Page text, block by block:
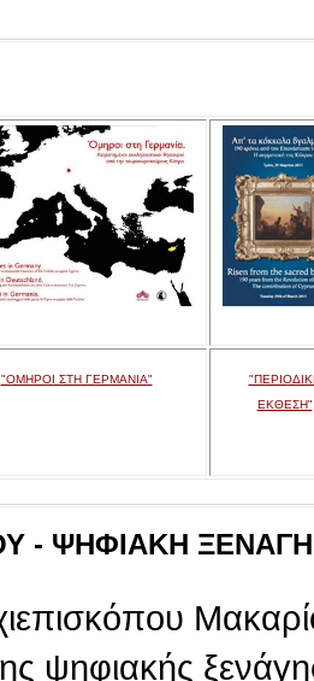
"ΟΜΗΡΟΙ ΣΤΗ ΓΕΡΜΑΝΙΑ"
ΕΚΘΕΣΗ"
- ΨΗΦΙΑΚΗ
ψηφιακής